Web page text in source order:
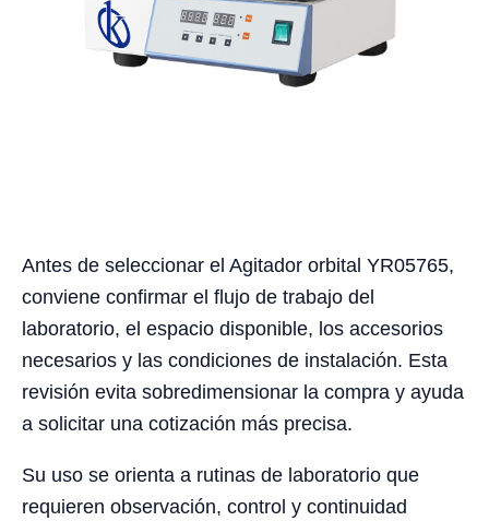
Antes de seleccionar el Agitador orbital YR05765,
conviene confirmar el flujo de trabajo del
laboratorio, el espacio disponible, los accesorios
necesarios y las condiciones de instalación. Esta
revisión evita sobredimensionar la compra y ayuda
a solicitar una cotización más precisa.
Su uso se orienta a rutinas de laboratorio que
requieren observación, control y continuidad